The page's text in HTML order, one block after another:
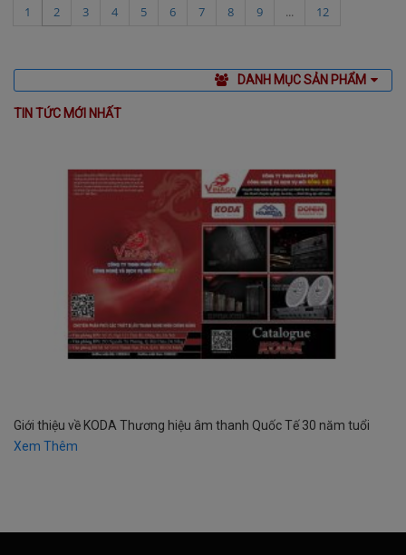
1 2 3 4 5 6 7 8 9 ... 12
DANH MỤC SẢN PHẨM
TIN TỨC MỚI NHẤT
Giới thiệu về KODA Thương hiệu âm thanh Quốc Tế 30 năm tuổi
Xem Thêm